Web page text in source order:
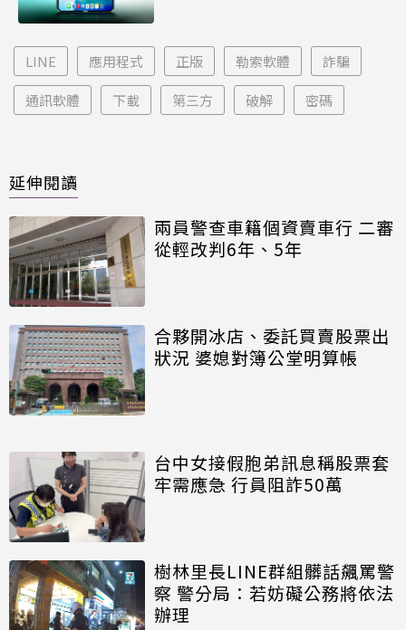
LINE 應用程式 正版 勒索軟體 詐騙
通訊軟體 下載 第三方 破解 密碼
延伸閱讀
兩員警查車籍個資賣車行 二審
從輕改判6年、5年
合夥開冰店、委託買賣股票出
狀況 婆媳對簿公堂明算帳
台中女接假胞弟訊息稱股票套
牢需應急 行員阻詐50萬
樹林里長LINE群組髒話飆罵警
察 警分局：若妨礙公務將依法
辦理